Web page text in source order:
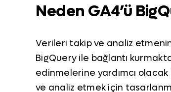
Neden GA4’ü
Verileri takip ve analiz
BigQuery ile bağlantı
edinmelerine yardımcı
ve analiz etmek için